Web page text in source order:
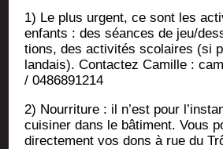
1) Le plus urgent, ce sont les
enfants : des séances de jeu/
tions, des acti­vi­tés sco­laires (si
lan­dais). Contac­tez Camille :
/ 0486891214
2) Nour­ri­ture : il n’est pour
cui­si­ner dans le bâti­ment. Vous
direc­te­ment vos dons à rue du